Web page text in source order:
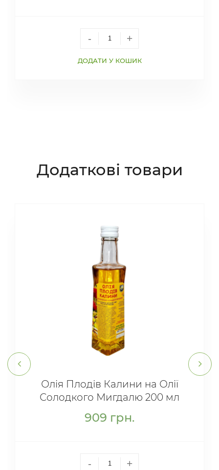
- +
ДОДАТИ У КОШИК
Додаткові товари
Олія Плодів Калини на Олії
Солодкого Мигдалю 200 мл
909 грн.
- +